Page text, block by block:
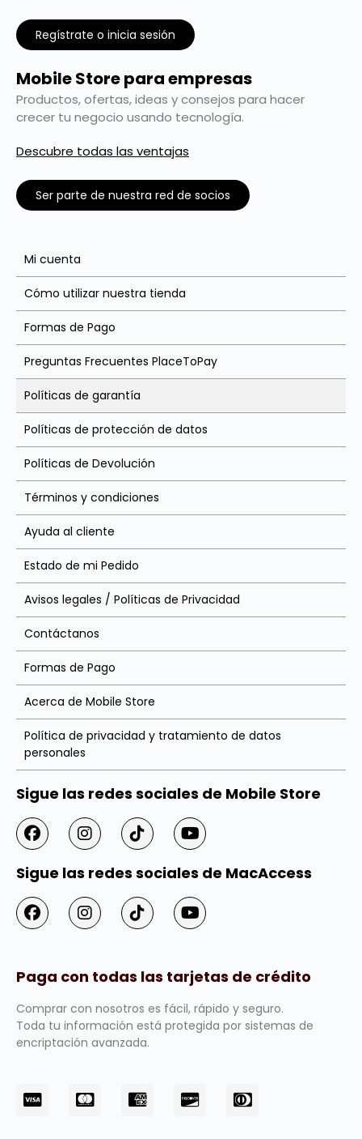
Regístrate o inicia sesión
Mobile Store para empresas
Productos, ofertas, ideas y consejos para hacer
crecer tu negocio usando tecnología.
Descubre todas las ventajas
Ser parte de nuestra red de socios
Mi cuenta
Cómo utilizar nuestra tienda
Formas de Pago
Preguntas Frecuentes PlaceToPay
Políticas de garantía
Políticas de protección de datos
Políticas de Devolución
Términos y condiciones
Ayuda al cliente
Estado de mi Pedido
Avisos legales / Políticas de Privacidad
Contáctanos
Formas de Pago
Acerca de Mobile Store
Política de privacidad y tratamiento de datos
personales
Sigue las redes sociales de Mobile Store
Sigue las redes sociales de MacAccess
Paga con todas las tarjetas de crédito
Comprar con nosotros es fácil, rápido y seguro.
Toda tu información está protegida por sistemas de
encriptación avanzada.